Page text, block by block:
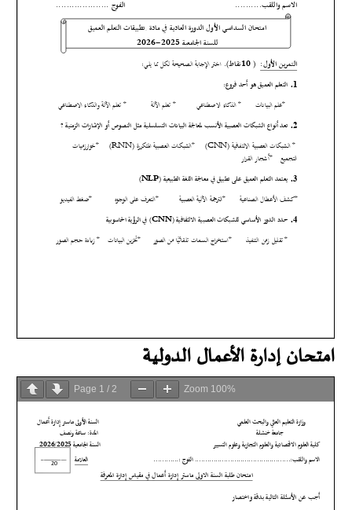
امتحان إدارة الأعمال الدولية
Page 1 / 2 Zoom 100%